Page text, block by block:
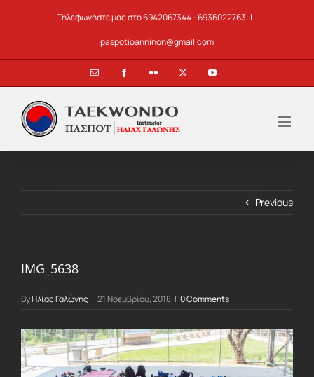
Τηλεφωνήστε μας στο 6942067344 - 6936022763 |
paspotioanninon@gmail.com
Email FacebookFlickr YouTube
Previous
IMG_5638
ByΗλίας Γαλώνης | 21 Νοεμβρίου, 2018 | 0 Comments